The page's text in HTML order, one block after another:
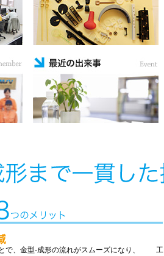
で、金型-成形の流れがスムーズになり、 工